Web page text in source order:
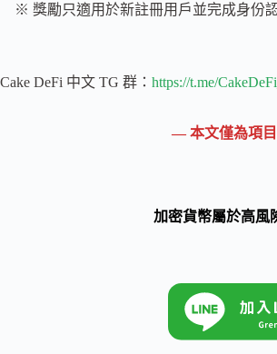
※ 獎勵只適用於新註冊用戶並完成身份
Cake DeFi 中文 TG 群： https://t.me/
— 本文僅為項
加密貨幣屬於高風